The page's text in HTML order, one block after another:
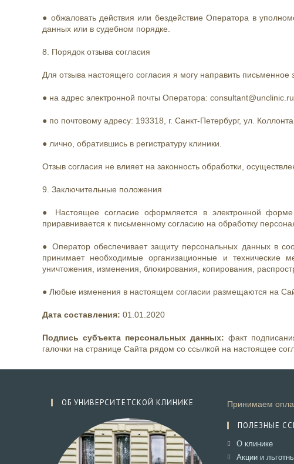
● обжаловать действия или бездействие Оператора в
данных или в судебном порядке.
8. Порядок отзыва согласия
Для отзыва настоящего согласия я могу направить письменное
● на адрес электронной почты Оператора:
● по почтовому адресу: 193318, г. Санкт-Петербург, ул.
● лично, обратившись в регистратуру клиники.
Отзыв согласия не влияет на законность обработки,
9. Заключительные положения
● Настоящее согласие оформляется в электронной
приравнивается к письменному согласию на обработку
● Оператор обеспечивает защиту персональных данных в
принимает необходимые организационные и технические
уничтожения, изменения, блокирования, копирования,
● Любые изменения в настоящем согласии размещаются на
Дата составления: 01.01.2020
Подпись субъекта персональных данных: факт
галочки на странице Сайта рядом со ссылкой на настоящее
ОБ УНИВЕРСИТЕТСКОЙ КЛИНИКЕ Принимаем
ПОЛЕЗНЫЕ
О клинике
в
Акции и